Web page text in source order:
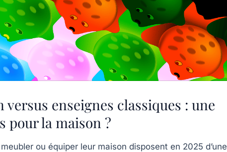
enseignes classiques : une
pour la maison ?
ou équiper leur maison disposent en 2025 d’une